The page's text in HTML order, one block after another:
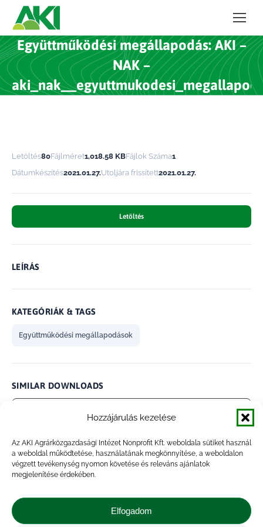
Hozzájárulás kezelése
Az AKI Agrárközgazdasági Intézet Nonprofit Kft. weboldala sütiket használ
a weboldal működtetése, használatának megkönnyítése, a weboldalon
végzett tevékenység nyomon követése és releváns ajánlatok
megjelenítése érdekében.
Elfogadom
Együttműködési megállapodás: AKI –
NAK –
Letöltés80Fájlméret1,018.58 KBFájlok Száma1
Dátumkészítés2021.01.27.Utoljára frissített2021.01.27.
Letöltés
LEÍRÁS
KATEGÓRIÁK & TAGS
Együttműködési megállapodások
SIMILAR DOWNLOADS
No related download found!